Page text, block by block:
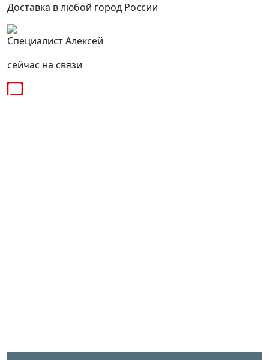
Доставка в любой город России
Специалист Алексей
сейчас на связи